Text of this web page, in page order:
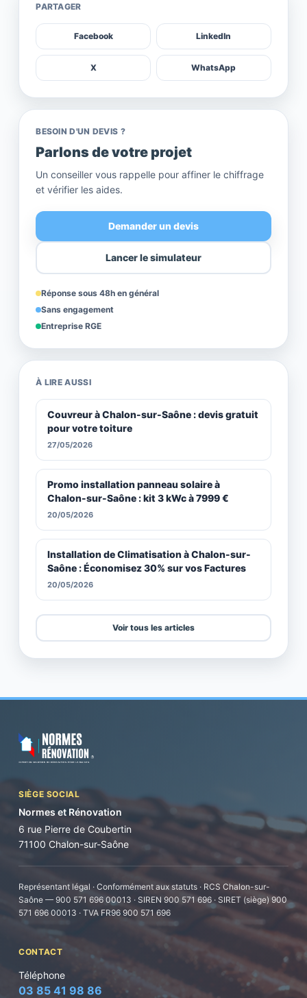
PARTAGER
Facebook LinkedIn
X WhatsApp
BESOIN D'UN DEVIS ?
Parlons de votre projet
Un conseiller vous rappelle pour affiner le chiffrage
et vérifier les aides.
Demander un devis
Lancer le simulateur
Réponse sous 48h en général
Sans engagement
Entreprise RGE
À LIRE AUSSI
Couvreur à Chalon-sur-Saône : devis gratuit
pour votre toiture
27/05/2026
Promo installation panneau solaire à
Chalon-sur-Saône : kit 3 kWc à 7999 €
20/05/2026
Installation de Climatisation à Chalon-sur-
Saône : Économisez 30% sur vos Factures
20/05/2026
Voir tous les articles
SIÈGE SOCIAL
Normes et Rénovation
6 rue Pierre de Coubertin
71100 Chalon-sur-Saône
Représentant légal · Conformément aux statuts · RCS Chalon-sur-
Saône — 900 571 696 00013 · SIREN 900 571 696 · SIRET (siège) 900
571 696 00013 · TVA FR96 900 571 696
CONTACT
Téléphone
03 85 41 98 86